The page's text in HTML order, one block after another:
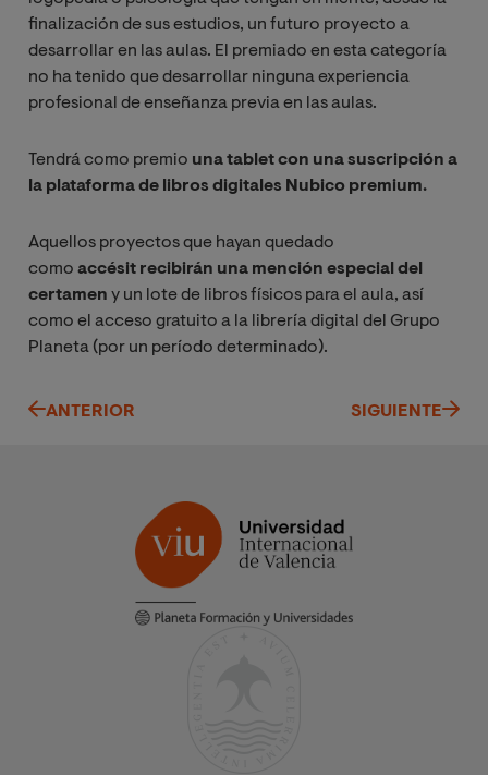
finalización de sus estudios, un futuro proyecto a
desarrollar en las aulas. El premiado en esta categoría
no ha tenido que desarrollar ninguna experiencia
profesional de enseñanza previa en las aulas.
Tendrá como premio una tablet con una suscripción a
la plataforma de libros digitales Nubico premium.
Aquellos proyectos que hayan quedado
como accésit recibirán una mención especial del
certamen y un lote de libros físicos para el aula, así
como el acceso gratuito a la librería digital del Grupo
Planeta (por un período determinado).
ANTERIOR SIGUIENTE